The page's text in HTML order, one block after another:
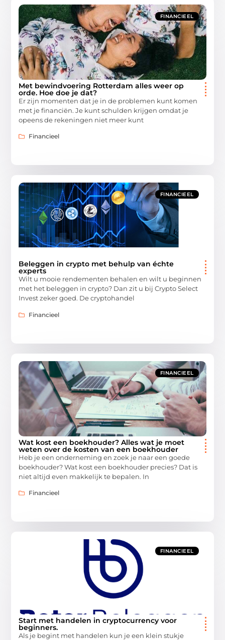
FINANCIEEL
Met bewindvoering Rotterdam alles weer op
orde. Hoe doe je dat?
Er zijn momenten dat je in de problemen kunt komen
met je financiën. Je kunt schulden krijgen omdat je
opeens de rekeningen niet meer kunt
Financieel
FINANCIEEL
Beleggen in crypto met behulp van échte
experts
Wilt u mooie rendementen behalen en wilt u beginnen
met het beleggen in crypto? Dan zit u bij Crypto Select
Invest zeker goed. De cryptohandel
Financieel
FINANCIEEL
Wat kost een boekhouder? Alles wat je moet
weten over de kosten van een boekhouder
Heb je een onderneming en zoek je naar een goede
boekhouder? Wat kost een boekhouder precies? Dat is
niet altijd even makkelijk te bepalen. In
Financieel
FINANCIEEL
Start met handelen in cryptocurrency voor
beginners.
Als je begint met handelen kun je een klein stukje